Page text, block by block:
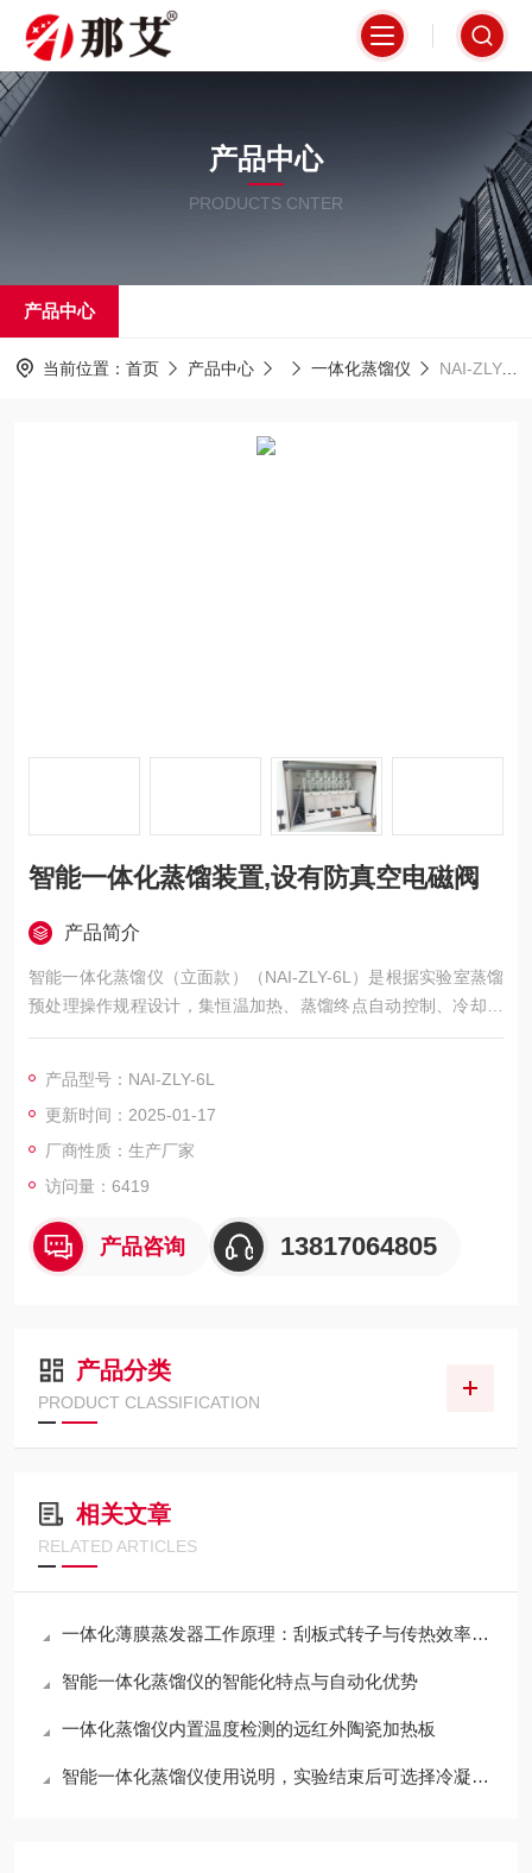
产品中心
PRODUCTS CNTER
产品中心
当前位置： 首页 产品中心 一体化蒸馏仪 NAI-ZLY-6L智能一体化蒸馏装置,设有防真空电磁阀
智能一体化蒸馏装置,设有防真空电磁阀
产品简介
智能一体化蒸馏仪（立面款）（NAI-ZLY-6L）是根据实验室蒸馏
预处理操作规程设计，集恒温加热、蒸馏终点自动控制、冷却水
循环于一体的新型智能蒸馏处理装置，该款采用plc控制，集成了
控制，时间控制和+称重控制（可在线校准），馏出液管路清洗等
功能。智能一体化蒸馏装置,设有防真空电磁阀
产品型号：NAI-ZLY-6L
更新时间：2025-01-17
厂商性质：生产厂家
访问量：6419
产品咨询 13817064805
产品分类
PRODUCT CLASSIFICATION
相关文章
RELATED ARTICLES
一体化薄膜蒸发器工作原理：刮板式转子与传热效率分析
智能一体化蒸馏仪的智能化特点与自动化优势
一体化蒸馏仪内置温度检测的远红外陶瓷加热板
智能一体化蒸馏仪使用说明，实验结束后可选择冷凝水自动排空功能